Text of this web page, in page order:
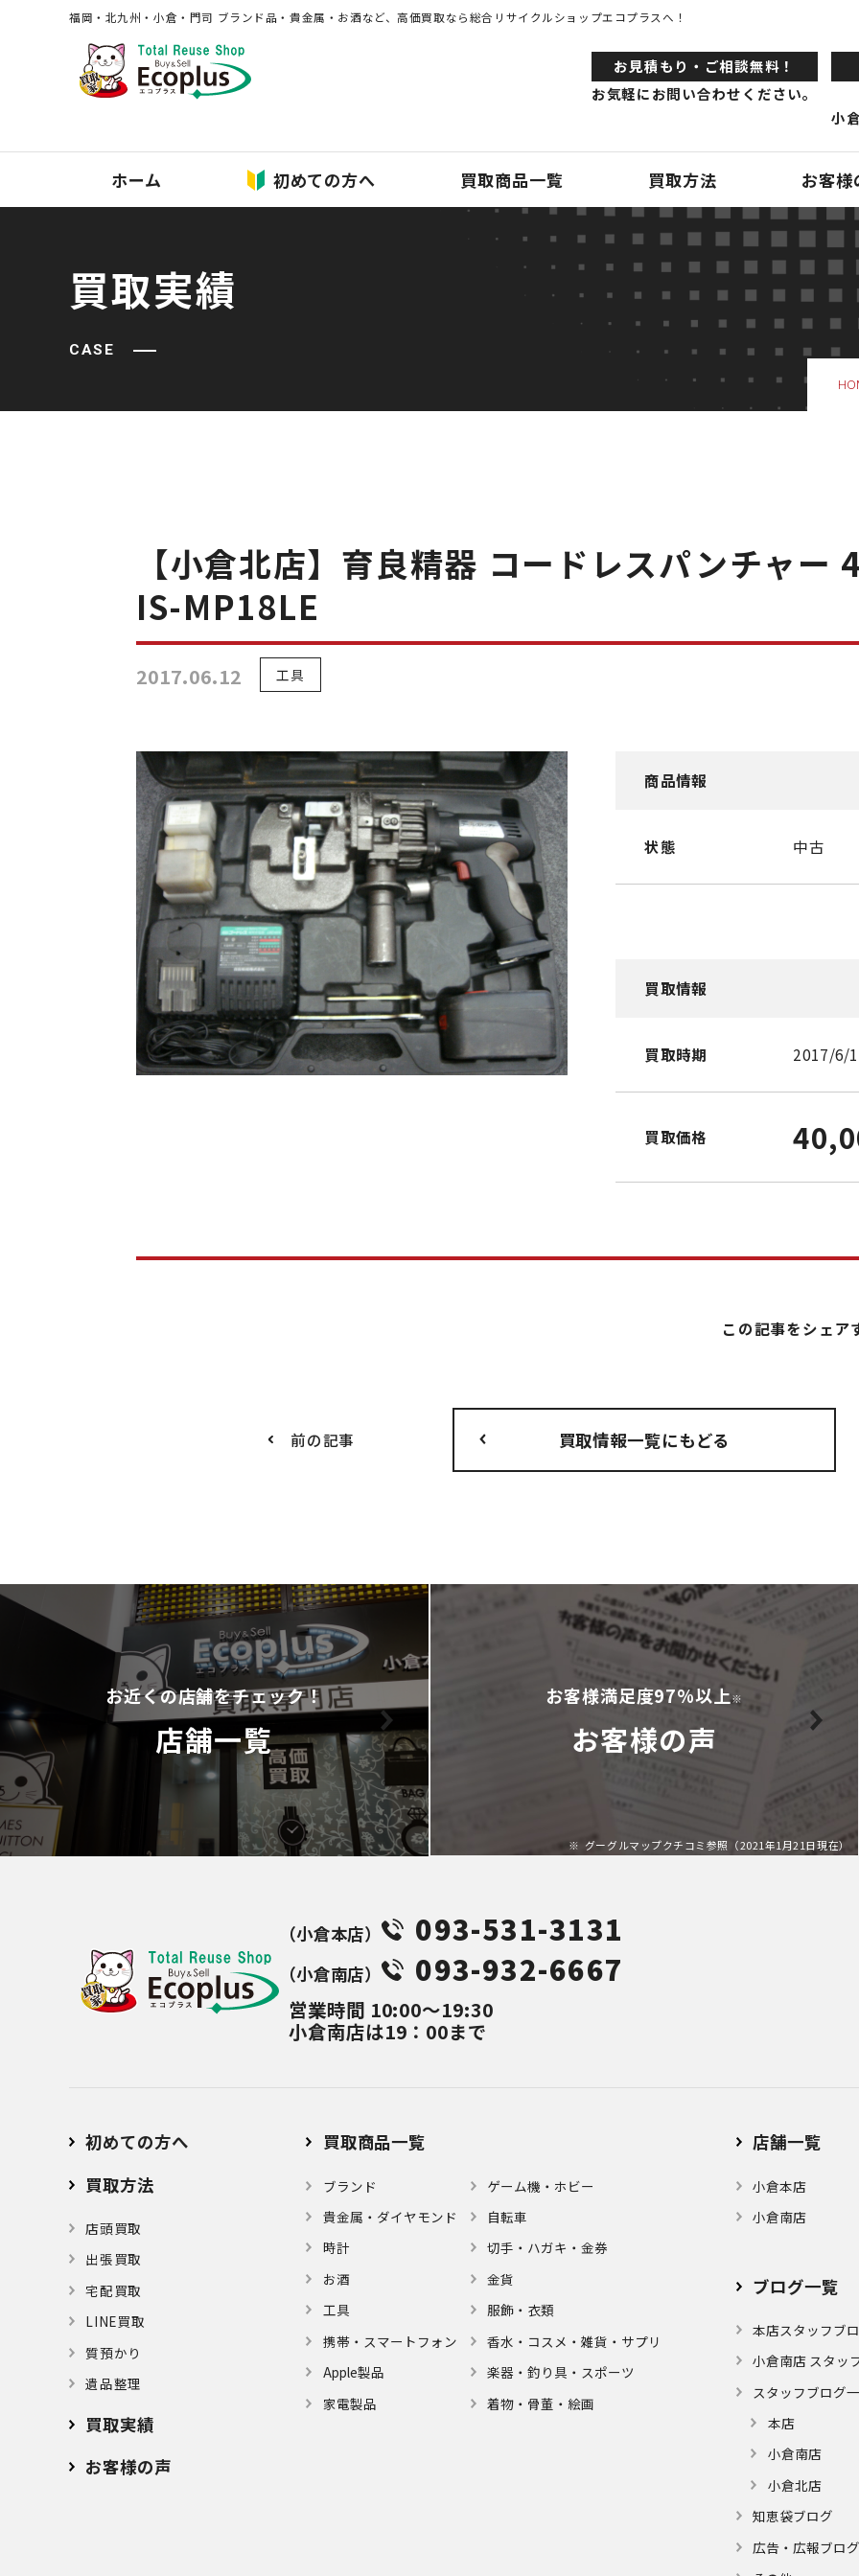
福岡・北九州・⼩倉・⾨司 ブランド品・貴⾦属・お酒など、⾼価買取なら総合リサイクルショップエコプラスへ！
お⾒積もり・ご相談無料！
お気軽にお問い合わせください。
小
ホーム 初めての方へ 買取商品一覧 買取方法 お客様
買取実績
CASE
【小倉北店】育良精器 コードレスパンチャ
IS-MP18LE
2017.06.12 工具
商品情報
状態 中古
買取情報
買取時期 2017/6/
買取価格
この記事をシェア
前の記事 買取情報一覧にもどる
お近くの店舗をチェック！
店舗一覧
お客様満足度97%以上※
お客様の声
グーグルマップクチコミ参照（2021年1月21日現在）
（⼩倉本店） 093-531-3131
（⼩倉南店） 093-932-6667
営業時間 10:00～19:30
小倉南店は19：00まで
初めての方へ
買取方法
店頭買取
出張買取
宅配買取
LINE買取
質預かり
遺品整理
買取実績
お客様の声
買取商品一覧
ブランド
貴金属・ダイヤモンド
時計
お酒
⼯具
携帯・スマートフォン
Apple製品
家電製品
ゲーム機・ホビー
自転車
切手・ハガキ・金券
金貨
服飾・衣類
⾹⽔・コスメ・雑貨・サプリ
楽器・釣り具・スポーツ
着物・⾻董・絵画
店舗⼀覧
小倉本店
小倉南店
ブログ⼀覧
本店スタッフブ
小倉南店 スタッ
スタッフブログ
本店
小倉南店
小倉北店
知恵袋ブログ
広告・広報ブログ